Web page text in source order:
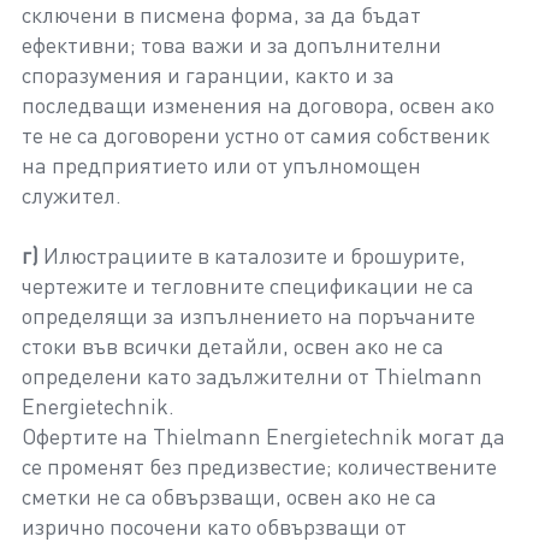
сключени в писмена форма, за да бъдат
ефективни; това важи и за допълнителни
споразумения и гаранции, както и за
последващи изменения на договора, освен ако
те не са договорени устно от самия собственик
на предприятието или от упълномощен
служител.
г) Илюстрациите в каталозите и брошурите,
чертежите и тегловните спецификации не са
определящи за изпълнението на поръчаните
стоки във всички детайли, освен ако не са
определени като задължителни от Thielmann
Energietechnik.
Офертите на Thielmann Energietechnik могат да
се променят без предизвестие; количествените
сметки не са обвързващи, освен ако не са
изрично посочени като обвързващи от